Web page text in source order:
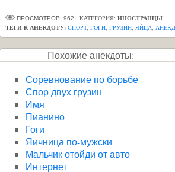
ПРОСМОТРОВ: 962 КАТЕГОРИЯ: ИНОСТРАНЦЫ
ТЕГИ К АНЕКДОТУ: СПОРТ, ГОГИ ГРУЗИН ЯЙЦА
Похожие анекдоты:
Соревнование по борьбе
Спор двух грузин
Имя
Пианино
Гоги
Яичница по-мужски
Мальчик отойди от авто
Интернет